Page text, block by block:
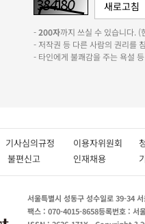
-200자까지 쓰실 수 있습니다.
- 저작권 등 다른 사람의 권리를
- 타인에게 불쾌감을 주는 욕설
기사심의규정 이용자위원회
불편신고 인재채용
서울특별시 성동구 성수일로 39-34
팩스 : 070-4015-8658등록번호 : 서